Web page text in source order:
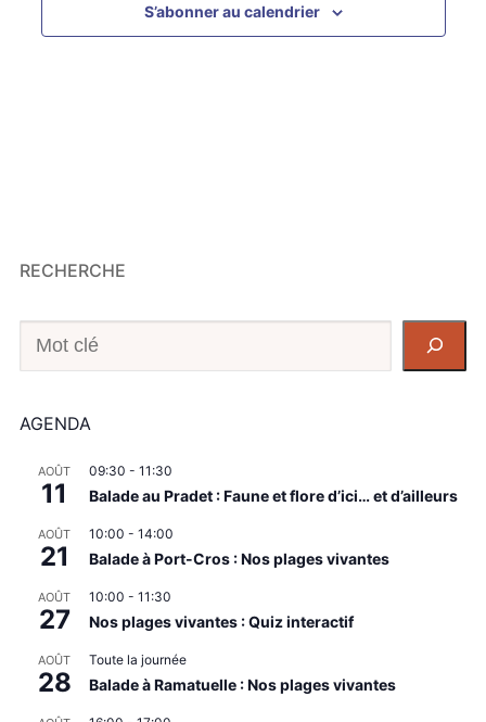
S’abonner au calendrier
RECHERCHE
Recherche
AGENDA
AOÛT
11
09:30 - 11:30
Balade au Pradet : Faune et flore d’ici… et d’ailleurs
AOÛT
21
10:00 - 14:00
Balade à Port-Cros : Nos plages vivantes
AOÛT
27
10:00 - 11:30
Nos plages vivantes : Quiz interactif
AOÛT
28
Toute la journée
Balade à Ramatuelle : Nos plages vivantes